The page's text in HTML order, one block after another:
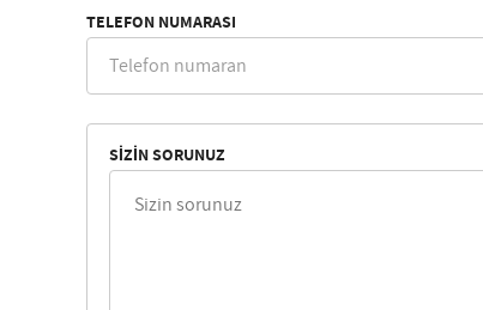
TELEFON NUMARASI
SIZIN SORUNUZ